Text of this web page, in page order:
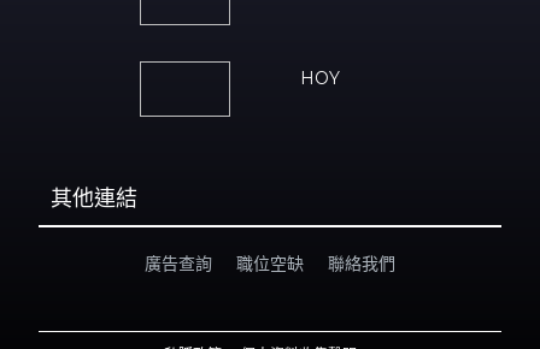
HOY
其他連結
廣告查詢 職位空缺 聯絡我們